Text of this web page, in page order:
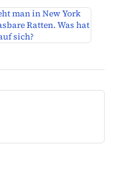
man in New York
Ratten. Was hat
sich?